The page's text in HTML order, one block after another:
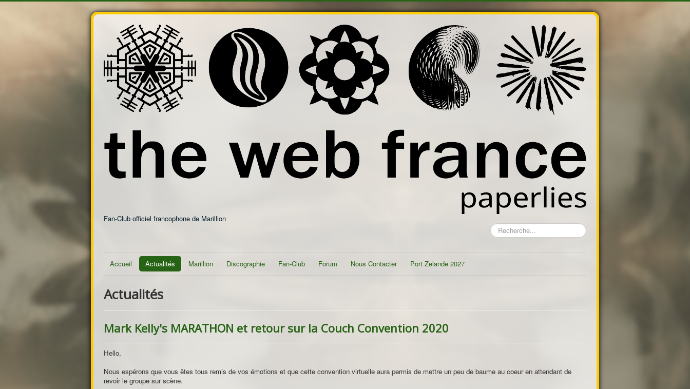
Fan-Club officiel francophone de Marillion
Rechercher
Accueil Actualités Marillion Discographie Fan-Club Forum Nous Contacter Port Zelande 2027
Actualités
Mark Kelly's MARATHON et retour sur la Couch Convention 2020
Hello,
Nous espérons que vous êtes tous remis de vos émotions et que cette convention virtuelle aura permis de mettre un peu de baume au coeur en attendant de
revoir le groupe sur scène.